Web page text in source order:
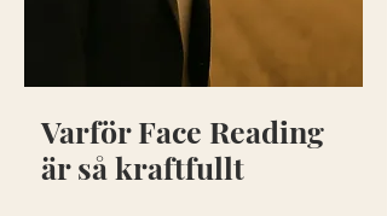
Varför Face Reading
är så kraftfullt